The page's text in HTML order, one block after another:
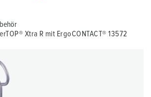
Xtra R mit ErgoCONTACT® 13572